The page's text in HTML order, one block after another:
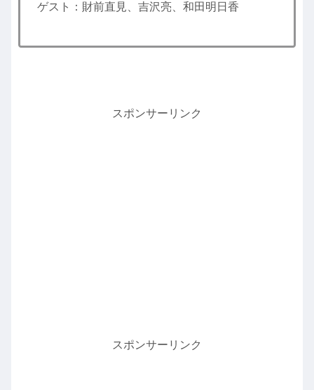
ゲスト：財前直見、吉沢亮、和田明日香
スポンサーリンク
スポンサーリンク